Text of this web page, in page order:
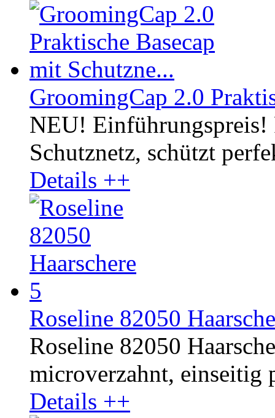
GroomingCap 2.0
NEU! Einführungspreis!
Schutznetz, schützt
Details ++
Roseline 82050
Roseline 82050
microverzahnt, einseitig
Details ++